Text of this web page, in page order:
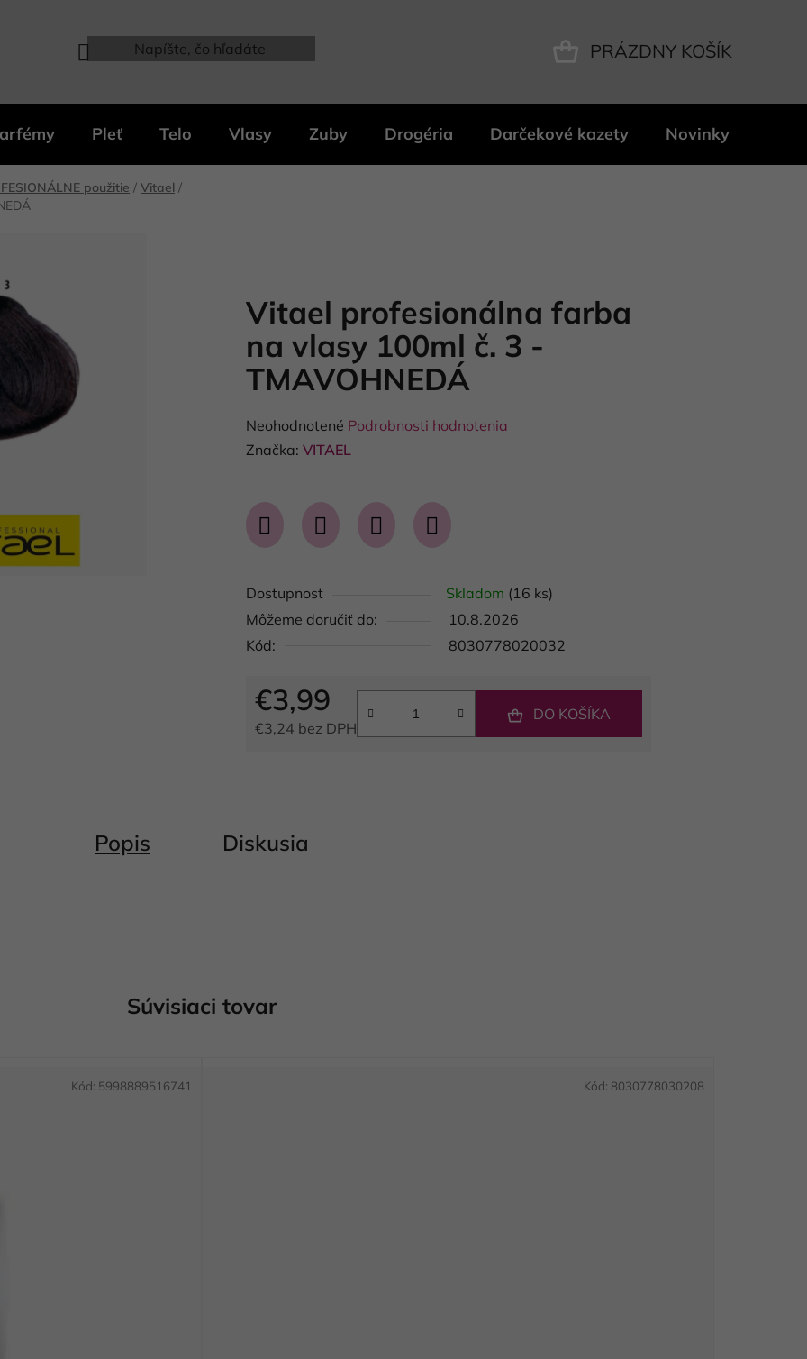
PRÁZDNY KOŠÍK
Pleť Telo Vlasy Zuby Drogéria Darčekové kazety Novinky
použitie / Vitael /
Vitael profesionálna farba
na vlasy 100ml č. 3 -
TMAVOHNEDÁ
Priemerné
hodnotenie
0,0
z
hviezdičiek.
Neohodnotené Podrobnosti hodnotenia
Značka: VITAEL
Dostupnosť Skladom (16 ks)
Môžeme doručiť do:
10.8.2026
Kód:
8030778020032
€3,99
€3,24 bez DPH
DO KOŠÍKA
Popis Diskusia
Súvisiaci tovar
Kód: 5998889516741 Kód: 8030778030208